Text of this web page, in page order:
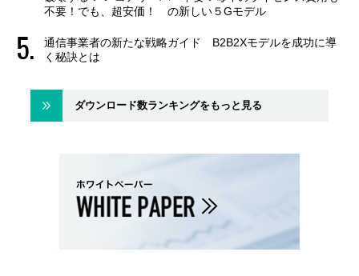
不要！でも、超安価！ の新しい５Gモデル
通信事業者の新たな戦略ガイド B2B2Xモデルを成功に導
く秘訣とは
ダウンロード数ランキングをもっと見る